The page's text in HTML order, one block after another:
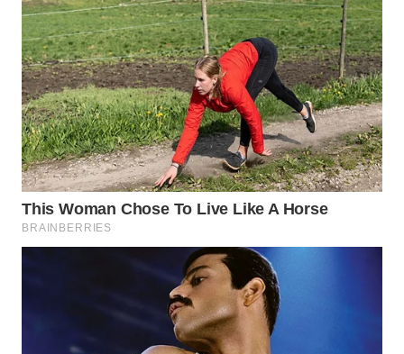
WN
KALTARA
WN
KALSEL
WN
KALTIM
WN
SULSEL